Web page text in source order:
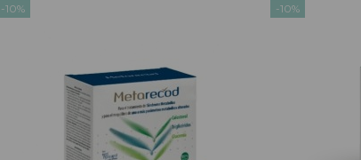
-10% -10%